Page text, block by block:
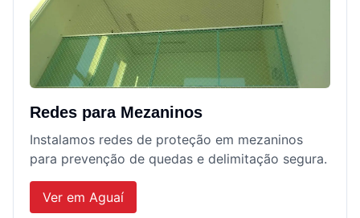
Redes para Mezaninos
Instalamos redes de proteção em mezaninos
para prevenção de quedas e delimitação segura.
Ver em Aguaí